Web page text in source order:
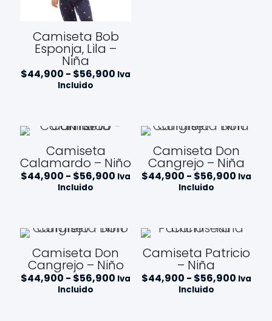
Camiseta Bob
Esponja, Lila –
Niña
$44,900 - $56,900 Rango
hasta
$56,900
Iva
Incluido
Camiseta
Calamardo – Niño
$44,900 - $56,900 Rango
hasta
$56,900
Iva
Incluido
Camiseta Don
Cangrejo – Niña
$44,900 - $56,900Rango
hasta
Iva
Incluido
Camiseta Don
Cangrejo – Niño
$44,900 - $56,900 Rango
Iva
Incluido
Camiseta Patricio
– Niña
$44,900 - $56,900Rango
Iva
Incluido